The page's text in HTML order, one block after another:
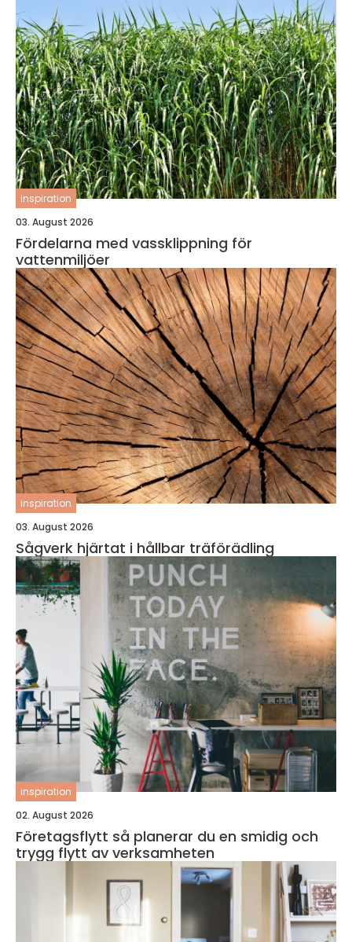
inspiration
03. August 2026
Fördelarna med vassklippning för
vattenmiljöer
inspiration
03. August 2026
Sågverk hjärtat i hållbar träförädling
inspiration
02. August 2026
Företagsflytt så planerar du en smidig och
trygg flytt av verksamheten